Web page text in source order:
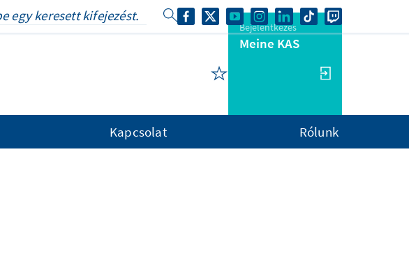
Bejelentkezés
Meine KAS
Kapcsolat Rólunk